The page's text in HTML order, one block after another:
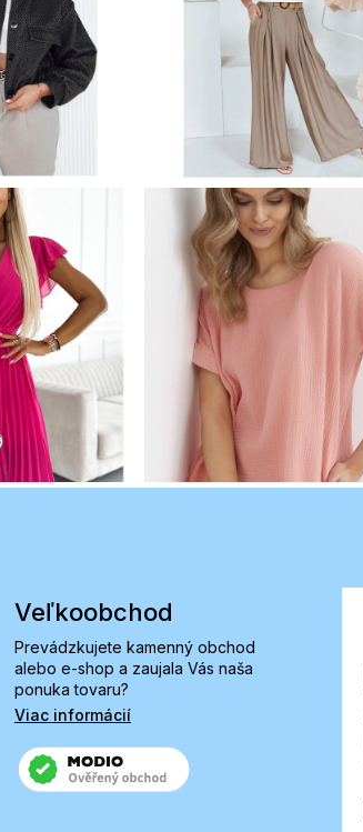
Veľkoobchod
Prevádzkujete kamenný obchod
alebo e-shop a zaujala Vás naša
ponuka tovaru?
Viac informácií